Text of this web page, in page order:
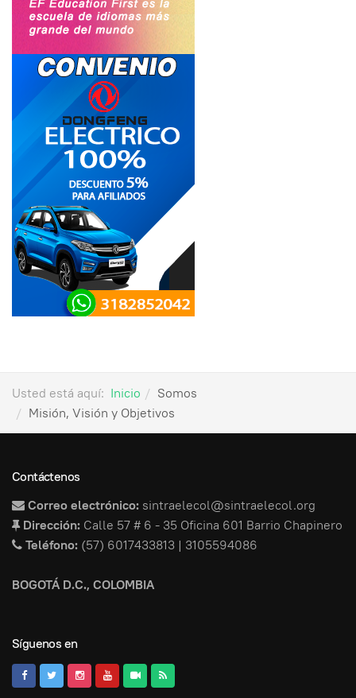
Usted está aquí: Inicio
Somos
Misión, Visión y Objetivos
Contáctenos
Correo electrónico: sintraelecol@sintraelecol.org
Dirección: Calle 57 # 6 - 35 Oficina 601 Barrio Chapinero
Teléfono: (57) 6017433813 | 3105594086
BOGOTÁ D.C., COLOMBIA
Síguenos en